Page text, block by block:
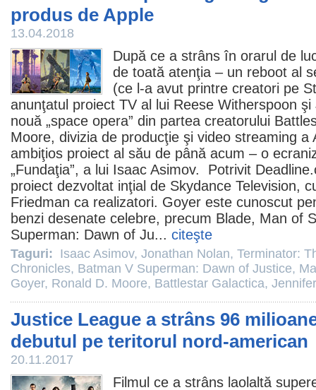
produs de Apple
13.04.2018
După ce a strâns în orarul de
de toată atenţia – un reboot al
(ce l-a avut printre creatori pe
anunţatul proiect TV al lui Reese Witherspoon şi
nouă „space opera” din partea creatorului
Moore, divizia de producţie şi video streaming a
ambiţios proiect al său de până acum – o
„Fundaţia”, a lui Isaac Asimov. Potrivit
proiect dezvoltat inţial de Skydance Television,
Friedman ca realizatori. Goyer este cunoscut
benzi desenate celebre, precum Blade, Man of
Superman: Dawn of Ju... citeşte
Taguri: Isaac Asimov, Jonathan Nolan, Terminator:
Chronicles, Batman V Superman: Dawn of Justice,
Goyer, Ronald D. Moore, Battlestar Galactica,
Justice League a strâns 96
debutul pe teritorul nord-american
20.11.2017
Filmul ce a strâns laolaltă